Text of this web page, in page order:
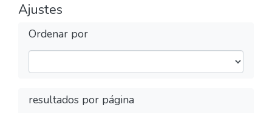
Ajustes
Ordenar por
resultados por página